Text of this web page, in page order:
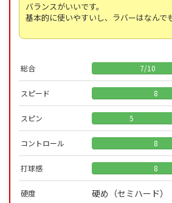
バランスがいいです。
基本的に使いやすいし、ラバーはなんで
総合 7/10
スピード 8
スピン 5
コントロール 8
打球感 8
硬度 硬め（セミハード）